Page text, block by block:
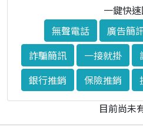
一鍵快
無聲電話
廣告簡
詐騙簡訊
一接就掛
銀行推銷
保險推銷
目前尚未